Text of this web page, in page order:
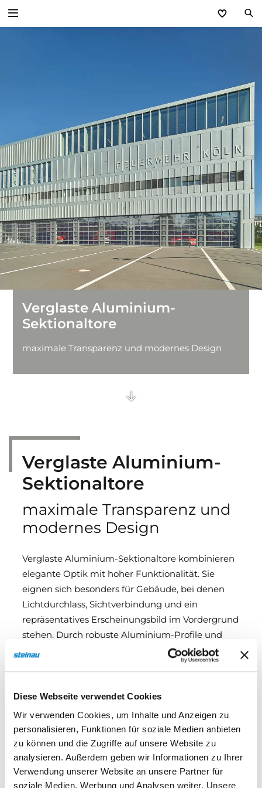
Diese Webseite verwendet Cookies
Wir verwenden Cookies, um Inhalte und Anzeigen zu
personalisieren, Funktionen für soziale Medien anbieten
zu können und die Zugriffe auf unsere Website zu
analysieren. Außerdem geben wir Informationen zu Ihrer
Verwendung unserer Website an unsere Partner für
soziale Medien, Werbung und Analysen weiter. Unsere
Schnelllauftore
Industrie-Rolltore
Rollgitter
Versorgungsstationen
Sammelgaragen
Feuerschutz-Schiebetore
Brandschutzvorhänge
Verglaste Aluminium-
Sektionaltore
maximale Transparenz und modernes Design
Verglaste Aluminium-
Sektionaltore
maximale Transparenz und
modernes Design
Verglaste Aluminium-Sektionaltore kombinieren
elegante Optik mit hoher Funktionalität. Sie
eignen sich besonders für Gebäude, bei denen
Lichtdurchlass, Sichtverbindung und ein
repräsentatives Erscheinungsbild im Vordergrund
stehen. Durch robuste Aluminium-Profile und
flexible Verglasungsoptionen bieten diese Tore
nicht nur eine attraktive Gestaltung, sondern
Anpassungsmöglichkeiten.
Ob für Ausstellungsräume, Werkstätten,
Logistikzentren oder moderne Industriehallen –
verglaste Sektionaltore setzen architektonische
Akzente und sorgen gleichzeitig für eine
effiziente Nutzung.